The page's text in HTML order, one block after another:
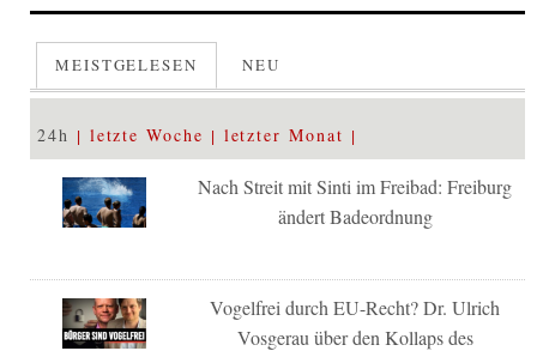
MEISTGELESEN NEU
24h letzte Woche letzter Monat
Nach Streit mit Sinti im Freibad: Freiburg
ändert Badeordnung
Vogelfrei durch EU-Recht? Dr. Ulrich
Vosgerau über den Kollaps des